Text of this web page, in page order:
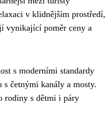
v klidnějším prostředí,
vynikající poměr ceny a
s moderními standardy
četnými kanály a mosty.
rodiny s dětmi i páry